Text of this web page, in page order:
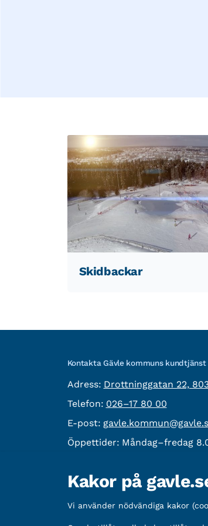
Skidbackar
Kontakta Gävle kommuns kundtjänst
Adress: besöksadress:
Drottninggatan 22, 803
Telefon: Telefon:
026–17 80 00
E-post: E-post:
Öppettider: Måndag–fredag
Övrig information
Organisationsnummer:
Kakor på
Vi använder nödvändiga kakor